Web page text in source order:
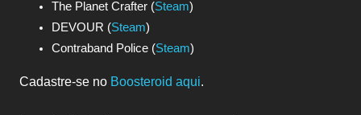
The Planet Crafter (Steam)
DEVOUR (Steam)
Contraband Police (Steam)
Cadastre-se no Boosteroid aqui.